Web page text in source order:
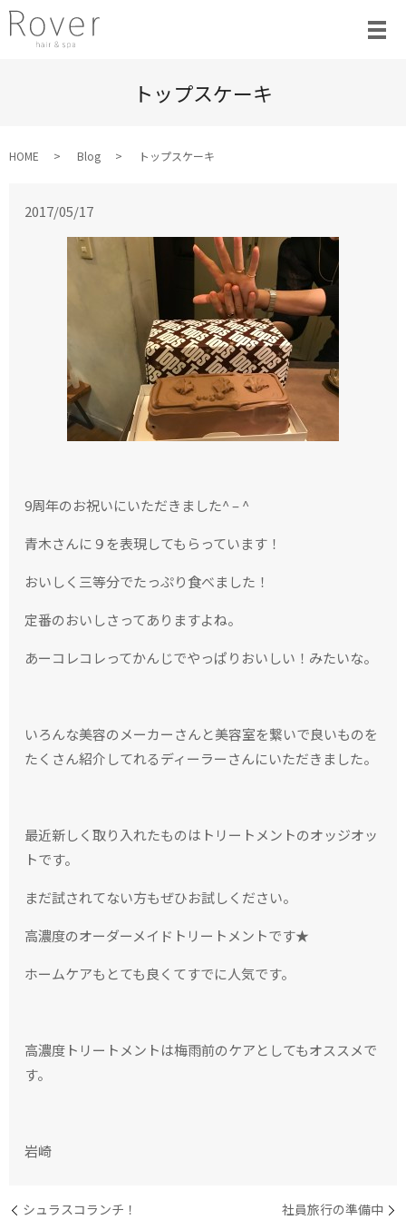
トップスケーキ
HOME Blog トップスケーキ
2017/05/17
9周年のお祝いにいただきました^ – ^
青木さんに９を表現してもらっています！
おいしく三等分でたっぷり食べました！
定番のおいしさってありますよね。
あーコレコレってかんじでやっぱりおいしい！みたいな。
いろんな美容のメーカーさんと美容室を繋いで良いものを
たくさん紹介してれるディーラーさんにいただきました。
最近新しく取り入れたものはトリートメントのオッジオッ
トです。
まだ試されてない方もぜひお試しください。
高濃度のオーダーメイドトリートメントです★
ホームケアもとても良くてすでに人気です。
高濃度トリートメントは梅雨前のケアとしてもオススメで
す。
岩崎
シュラスコランチ！ 社員旅行の準備中